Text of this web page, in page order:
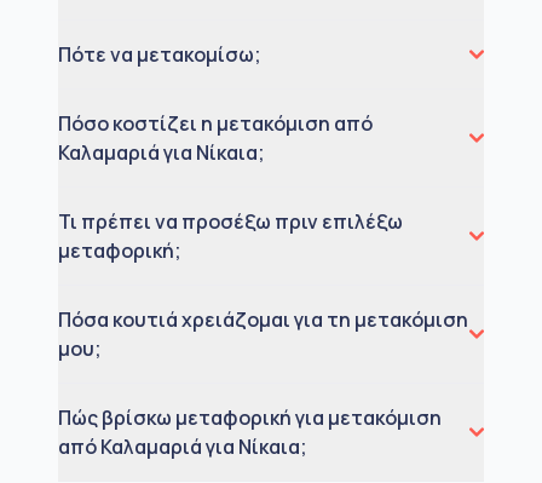
Πότε να μετακομίσω;
Πόσο κοστίζει η μετακόμιση από
Καλαμαριά για Νίκαια;
Τι πρέπει να προσέξω πριν επιλέξω
μεταφορική;
Πόσα κουτιά χρειάζομαι για τη μετακόμιση
μου;
Πώς βρίσκω μεταφορική για μετακόμιση
από Καλαμαριά για Νίκαια;